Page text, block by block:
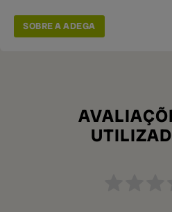
SOBRE A ADEGA